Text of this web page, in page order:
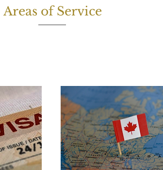
Areas of Service